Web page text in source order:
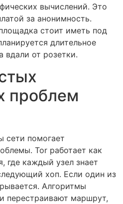
вычислений. Это
за анонимность.
стоит иметь под
длительное
вдали от розетки.
проблем
сети помогает
Tor работает как
где каждый узел знает
хоп. Если один из
Алгоритмы
перестраивают маршрут,